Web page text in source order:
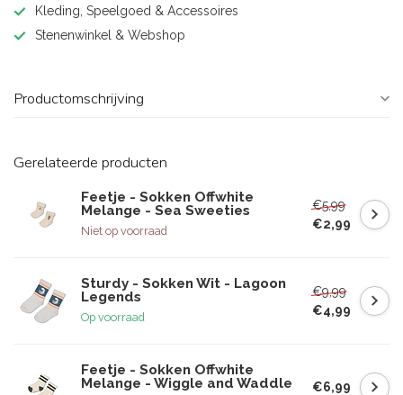
Kleding, Speelgoed & Accessoires
Stenenwinkel & Webshop
Productomschrijving
Gerelateerde producten
Feetje - Sokken Offwhite
Melange - Sea Sweeties
Niet op voorraad
€5,99
€2,99
Sturdy - Sokken Wit - Lagoon
Legends
Op voorraad
€9,99
€4,99
Feetje - Sokken Offwhite
Melange - Wiggle and Waddle
€6,99